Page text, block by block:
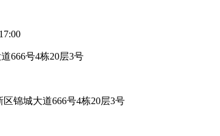
666号4栋20层3号
锦城大道666号4栋20层3号